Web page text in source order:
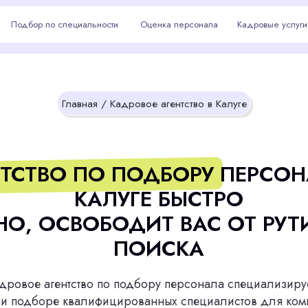
по специальности Кадровые услуги
Оценка персонала Калуга
по специальности Кадровые услуги
Оценка персонала
ПО ПОДБОРУ ПЕРСОНАЛА В
КАЛУГЕ БЫСТРО
ВАС ОТ
ПОИСКА
по подбору персонала специализируется на
уровня. Мы помогаем найти лучших специалистов,
эффективность и надежность вашего бизнеса.